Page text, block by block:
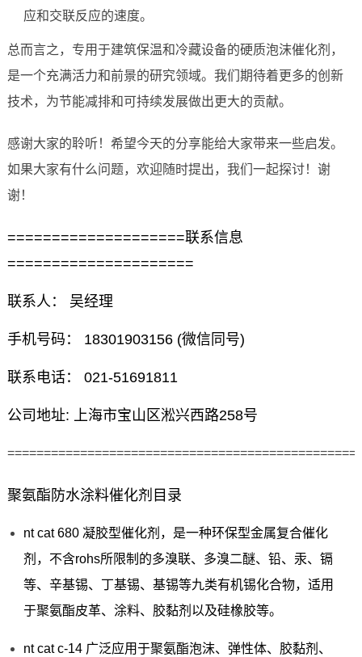
应和交联反应的速度。
总而言之，专用于建筑保温和冷藏设备的硬质泡沫催化剂，
是一个充满活力和前景的研究领域。我们期待着更多的创新
技术，为节能减排和可持续发展做出更大的贡献。
感谢大家的聆听！希望今天的分享能给大家带来一些启发。
如果大家有什么问题，欢迎随时提出，我们一起探讨！谢
谢！
====================联系信息
=====================
联系人： 吴经理
手机号码： 18301903156 (微信同号)
联系电话： 021-51691811
公司地址: 上海市宝山区淞兴西路258号
聚氨酯防水涂料催化剂目录
nt cat 680 凝胶型催化剂，是一种环保型金属复合催化
剂，不含rohs所限制的多溴联、多溴二醚、铅、汞、镉
等、辛基锡、丁基锡、基锡等九类有机锡化合物，适用
于聚氨酯皮革、涂料、胶黏剂以及硅橡胶等。
nt cat c-14 广泛应用于聚氨酯泡沫、弹性体、胶黏剂、